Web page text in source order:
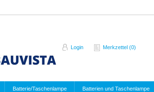
Login Merkzettel (0)
Batterie/Taschenlampe Batterien und Taschenlampe